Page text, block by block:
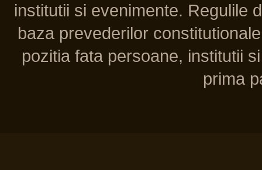
institutii si evenimente. Regulile
baza prevederilor
pozitia fata persoane, institutii
prima